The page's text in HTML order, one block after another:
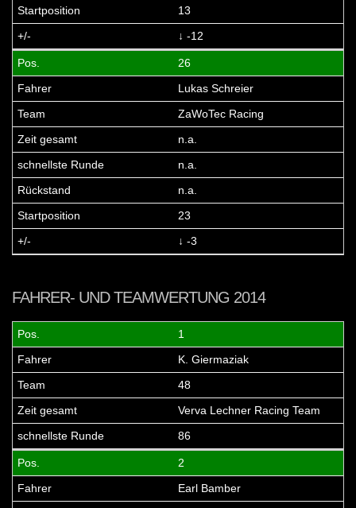
13
↓ -12
26
Lukas Schreier
ZaWoTec Racing
n.a.
n.a.
n.a.
23
↓ -3
FAHRER- UND TEAMWERTUNG 2014
1
K. Giermaziak
48
Verva Lechner Racing Team
86
2
Earl Bamber